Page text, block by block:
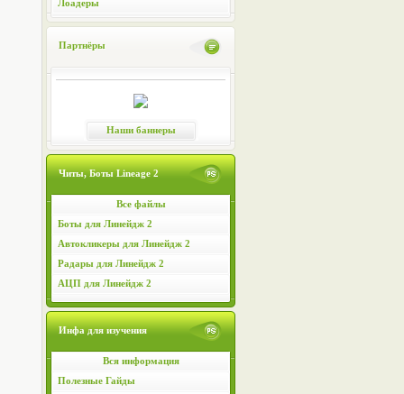
Лоадеры
Партнёры
Наши баннеры
Читы, Боты Lineage 2
Все файлы
Боты для Линейдж 2
Автокликеры для Линейдж 2
Радары для Линейдж 2
АЦП для Линейдж 2
Инфа для изучения
Вся информация
Полезные Гайды